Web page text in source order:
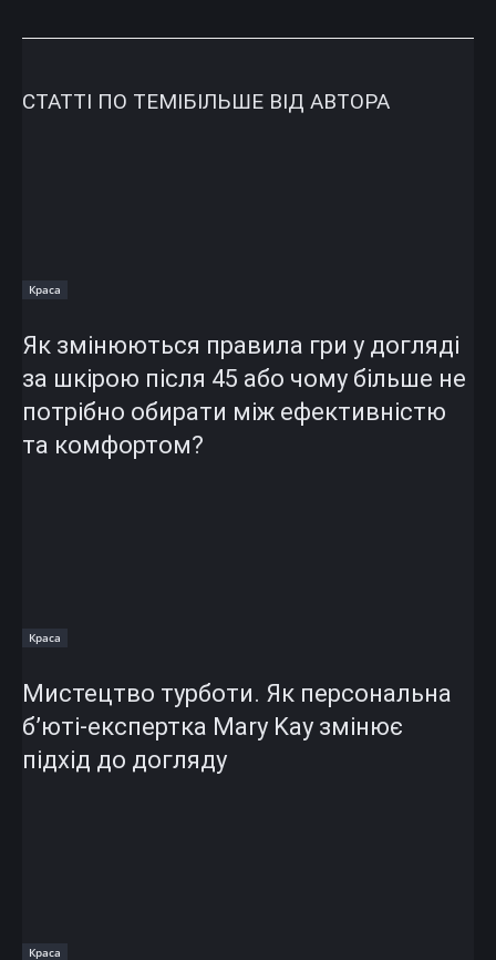
СТАТТІ ПО ТЕМІБІЛЬШЕ ВІД АВТОРА
Краса
Як змінюються правила гри у догляді
за шкірою після 45 або чому більше не
потрібно обирати між ефективністю
та комфортом?
Краса
Мистецтво турботи. Як персональна
б’юті-експертка Mary Kay змінює
підхід до догляду
Краса